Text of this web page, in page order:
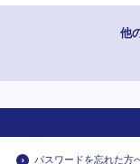
他
パスワードを忘れた方